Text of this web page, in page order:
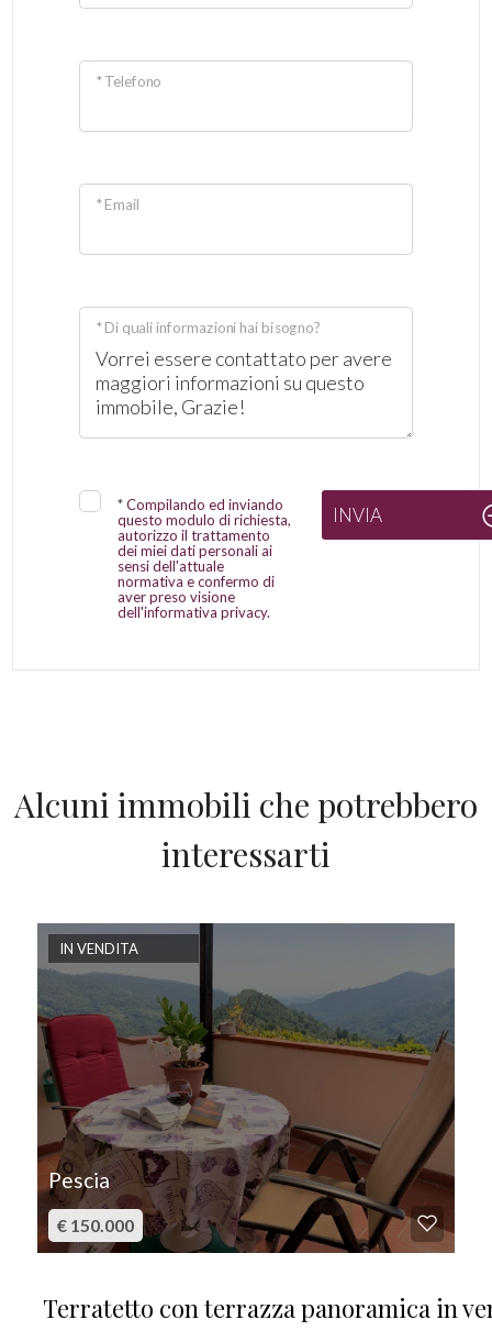
* Telefono
* Email
* Di quali informazioni hai bisogno?
*Compilando ed inviando
questo modulo di richiesta,
autorizzo il trattamento
dei miei dati personali ai
sensi dell'attuale
normativa e confermo di
aver preso visione
dell'informativa privacy.
INVIA
Alcuni immobili che potrebbero
interessarti
IN VENDITA
Pescia
€ 150.000
Terratetto con terrazza panoramica in